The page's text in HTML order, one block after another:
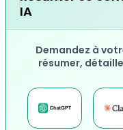
IA
Demandez à
résumer,